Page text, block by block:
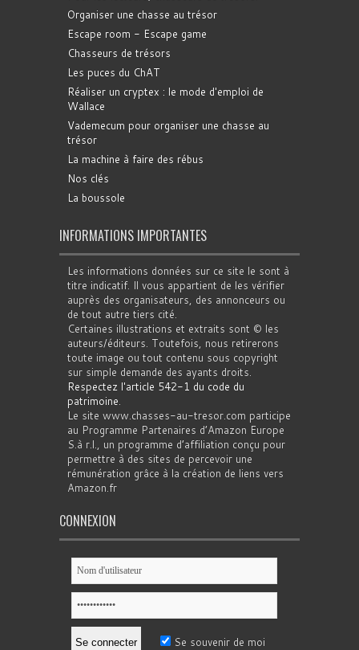
Organiser une chasse au trésor
Escape room - Escape game
Chasseurs de trésors
Les puces du ChAT
Réaliser un cryptex : le mode d'emploi de
Wallace
Vademecum pour organiser une chasse au
trésor
La machine à faire des rébus
Nos clés
La boussole
INFORMATIONS IMPORTANTES
Les informations données sur ce site le sont à
titre indicatif. Il vous appartient de les vérifier
auprès des organisateurs, des annonceurs ou
de tout autre tiers cité.
Certaines illustrations et extraits sont © les
auteurs/éditeurs. Toutefois, nous retirerons
toute image ou tout contenu sous copyright
sur simple demande des ayants droits.
Respectez l'article 542-1 du code du
patrimoine.
Le site www.chasses-au-tresor.com participe
au Programme Partenaires d’Amazon Europe
S.à r.l., un programme d’affiliation conçu pour
permettre à des sites de percevoir une
rémunération grâce à la création de liens vers
Amazon.fr
CONNEXION
Se souvenir de moi